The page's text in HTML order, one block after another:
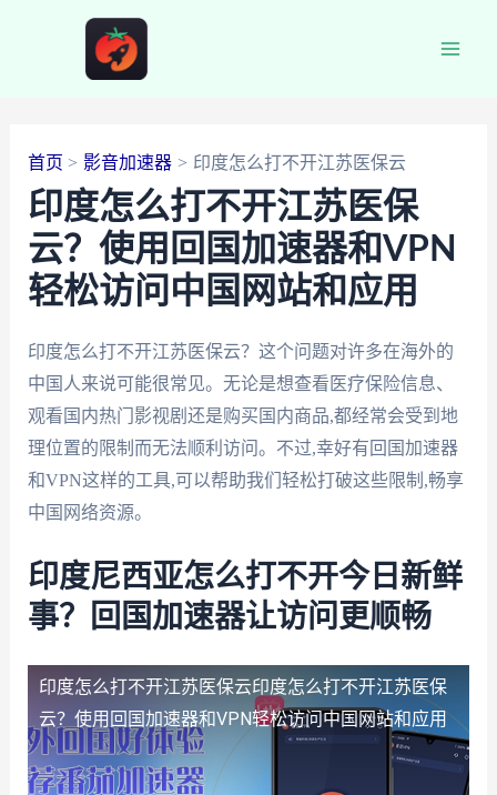
首页 影音加速器 印度怎么打不开江苏医保云
印度怎么打不开江苏医保
云？使用回国加速器和VPN
轻松访问中国网站和应用
印度怎么打不开江苏医保云？这个问题对许多在海外的
中国人来说可能很常见。无论是想查看医疗保险信息、
观看国内热门影视剧还是购买国内商品,都经常会受到地
理位置的限制而无法顺利访问。不过,幸好有回国加速器
和VPN这样的工具,可以帮助我们轻松打破这些限制,畅享
中国网络资源。
印度尼西亚怎么打不开今日新鲜
事？回国加速器让访问更顺畅
印度怎么打不开江苏医保云印度怎么打不开江苏医保
云？使用回国加速器和VPN轻松访问中国网站和应用